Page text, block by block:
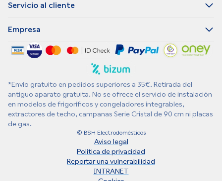
Servicio al cliente
Empresa
*Envío gratuito en pedidos superiores a 35€. Retirada del
antiguo aparato gratuita. No se ofrece el servicio de instalación
en modelos de frigoríficos y congeladores integrables,
extractores de techo, campanas Serie Cristal de 90 cm ni placas
de gas.
© BSH Electrodomésticos
Aviso legal
Política de privacidad
Reportar una vulnerabilidad
INTRANET